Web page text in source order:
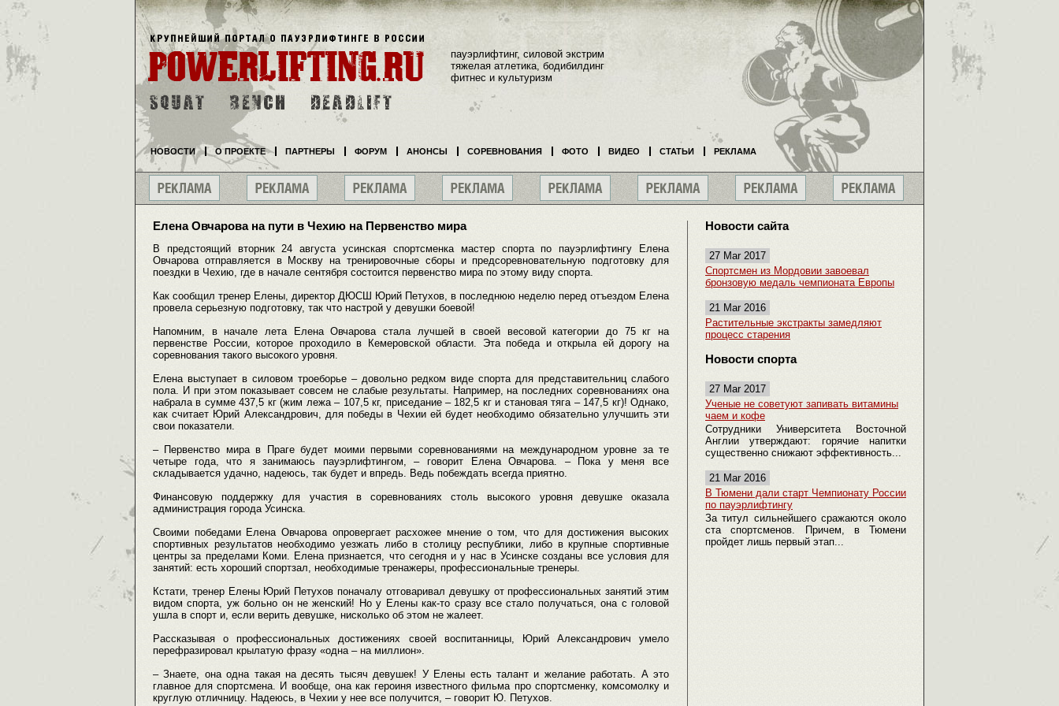
Елена Овчарова на пути в Чехию на Первенство мира
В предстоящий вторник 24 августа усинская спортсменка мастер спорта по пауэрлифтингу Елена
Овчарова отправляется в Москву на тренировочные сборы и предсоревновательную подготовку для
поездки в Чехию, где в начале сентября состоится первенство мира по этому виду спорта.
Как сообщил тренер Елены, директор ДЮСШ Юрий Петухов, в последнюю неделю перед отъездом Елена
провела серьезную подготовку, так что настрой у девушки боевой!
Напомним, в начале лета Елена Овчарова стала лучшей в своей весовой категории до 75 кг на
первенстве России, которое проходило в Кемеровской области. Эта победа и открыла ей дорогу на
соревнования такого высокого уровня.
Елена выступает в силовом троеборье – довольно редком виде спорта для представительниц слабого
пола. И при этом показывает совсем не слабые результаты. Например, на последних соревнованиях она
набрала в сумме 437,5 кг (жим лежа – 107,5 кг, приседание – 182,5 кг и становая тяга – 147,5 кг)! Однако,
как считает Юрий Александрович, для победы в Чехии ей будет необходимо обязательно улучшить эти
свои показатели.
– Первенство мира в Праге будет моими первыми соревнованиями на международном уровне за те
четыре года, что я занимаюсь пауэрлифтингом, – говорит Елена Овчарова. – Пока у меня все
складывается удачно, надеюсь, так будет и впредь. Ведь побеждать всегда приятно.
Финансовую поддержку для участия в соревнованиях столь высокого уровня девушке оказала
администрация города Усинска.
Своими победами Елена Овчарова опровергает расхожее мнение о том, что для достижения высоких
спортивных результатов необходимо уезжать либо в столицу республики, либо в крупные спортивные
центры за пределами Коми. Елена признается, что сегодня и у нас в Усинске созданы все условия для
занятий: есть хороший спортзал, необходимые тренажеры, профессиональные тренеры.
Кстати, тренер Елены Юрий Петухов поначалу отговаривал девушку от профессиональных занятий этим
видом спорта, уж больно он не женский! Но у Елены как-то сразу все стало получаться, она с головой
ушла в спорт и, если верить девушке, нисколько об этом не жалеет.
Рассказывая о профессиональных достижениях своей воспитанницы, Юрий Александрович умело
перефразировал крылатую фразу «одна – на миллион».
– Знаете, она одна такая на десять тысяч девушек! У Елены есть талант и желание работать. А это
главное для спортсмена. И вообще, она как героиня известного фильма про спортсменку, комсомолку и
круглую отличницу. Надеюсь, в Чехии у нее все получится, – говорит Ю. Петухов.
Новости сайта
27 Mar 2017
Спортсмен из Мордовии завоевал
бронзовую медаль чемпионата Европы
21 Mar 2016
Растительные экстракты замедляют
процесс старения
Новости спорта
27 Mar 2017
Ученые не советуют запивать витамины
чаем и кофе
Сотрудники Университета Восточной
Англии утверждают: горячие напитки
существенно снижают эффективность...
21 Mar 2016
В Тюмени дали старт Чемпионату России
по пауэрлифтингу
За титул сильнейшего сражаются около
ста спортсменов. Причем, в Тюмени
пройдет лишь первый этап...
пауэрлифтинг, силовой экстрим
тяжелая атлетика, бодибилдинг
фитнес и культуризм
НОВОСТИ О ПРОЕКТЕ ПАРТНЕРЫ ФОРУМ АНОНСЫ СОРЕВНОВАНИЯ ФОТО ВИДЕО СТАТЬИ РЕКЛАМА